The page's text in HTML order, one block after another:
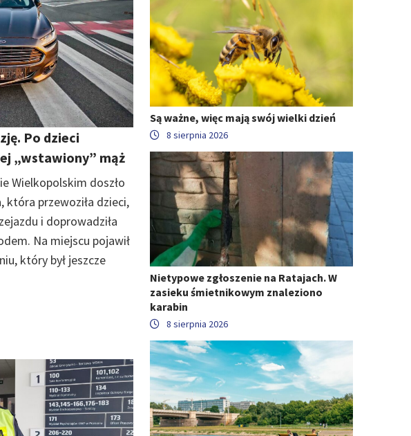
Po dzieci
„wstawiony” mąż
Wielkopolskim doszło
przewoziła dzieci,
i doprowadziła
Na miejscu pojawił
który był jeszcze
Są ważne, więc mają swój wielki dzień
8 sierpnia 2026
Nietypowe zgłoszenie na Ratajach. W
zasieku śmietnikowym znaleziono
karabin
8 sierpnia 2026